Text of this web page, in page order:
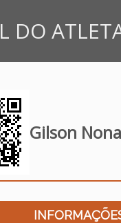
DO
Gilson